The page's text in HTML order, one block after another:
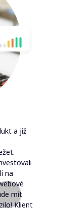
a již
na
mít
Klient